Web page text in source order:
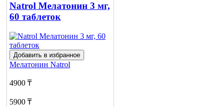
Natrol Мелатонин 3 мг,
60 таблеток
Добавить в избранное
Мелатонин Natrol
4900 ₸
5900 ₸